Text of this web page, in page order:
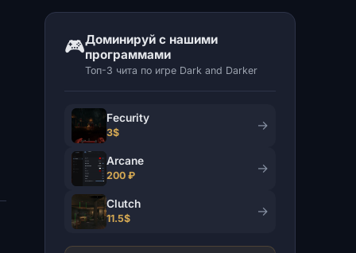
🎮Доминируй с нашими
программами
Топ-3 чита по игре Dark and Darker
Fecurity
3$ →
Arcane
200 ₽ →
Clutch
11.5$ →